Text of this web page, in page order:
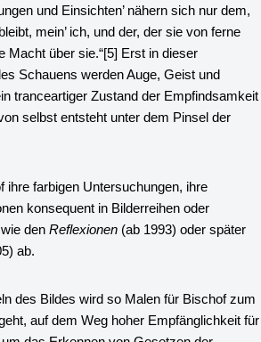
und Einsichten’ nähern sich nur dem,
mein’ ich, und der, der sie von ferne
Macht über sie.“[5] Erst in dieser
Schauens werden Auge, Geist und
tranceartiger Zustand der Empfindsamkeit
selbst entsteht unter dem Pinsel der
ihre farbigen Untersuchungen, ihre
konsequent in Bilderreihen oder
den Reflexionen (ab 1993) oder später
ab.
des Bildes wird so Malen für Bischof zum
auf dem Weg hoher Empfänglichkeit für